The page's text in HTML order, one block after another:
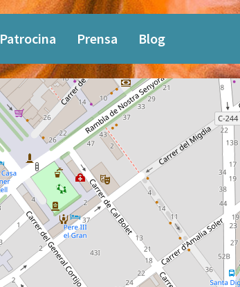
Patrocina Prensa Blog